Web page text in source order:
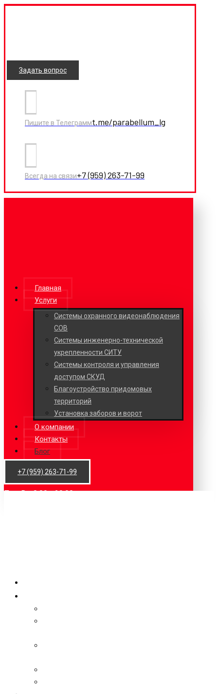
Задать вопрос
Пишите в Телеграммt.me/parabellum_lg
Всегда на связи+7 (959) 263-71-99
Главная
Услуги
Системы охранного видеонаблюдения
СОВ
Системы инженерно-технической
укрепленности СИТУ
Системы контроля и управления
доступом СКУД
Благоустройство придомовых
территорий
Установка заборов и ворот
О компании
Контакты
Блог
+7 (959) 263-71-99
Пн - Вс: 8:00 - 20:00